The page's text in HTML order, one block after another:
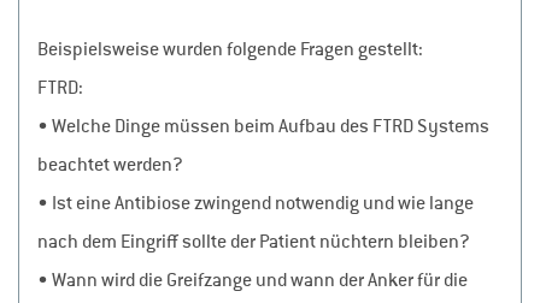
Beispielsweise wurden folgende Fragen gestellt:
FTRD:
• Welche Dinge müssen beim Aufbau des FTRD Systems
beachtet werden?
• Ist eine Antibiose zwingend notwendig und wie lange
nach dem Eingriff sollte der Patient nüchtern bleiben?
• Wann wird die Greifzange und wann der Anker für die